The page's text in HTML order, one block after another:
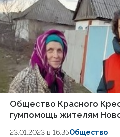
Общество Красного
гумпомощь жителям
23.01.2023 в 16:35Общество